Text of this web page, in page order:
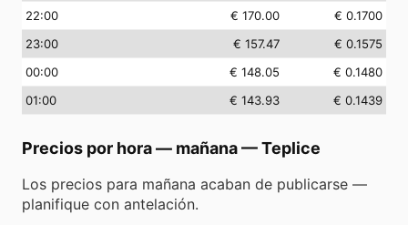
22:00 € 170.00
€ 0.1700
23:00 € 157.47
€ 0.1575
00:00 € 148.05
€ 0.1480
01:00 € 143.93 € 0.1439
Precios por hora — mañana—Teplice
Los precios para mañana acaban de publicarse —
planifique con antelación.